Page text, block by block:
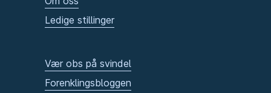
Ledige stillinger
Vær obs på svindel
Forenklingsbloggen